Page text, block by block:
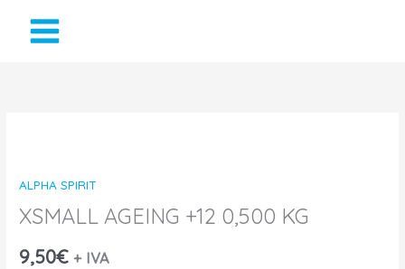
ALPHA SPIRIT
XSMALL AGEING +12 0,500 KG
9,50€ + IVA